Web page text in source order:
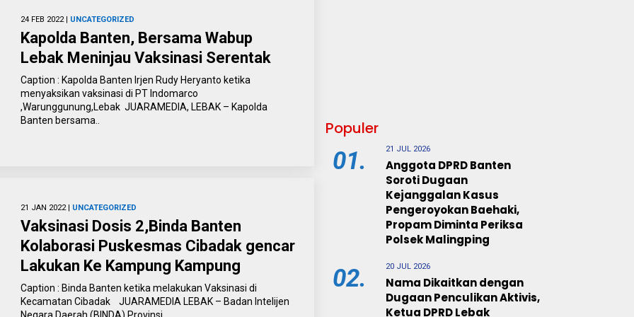
24 FEB 2022 | UNCATEGORIZED
Kapolda Banten, Bersama Wabup
Lebak Meninjau Vaksinasi Serentak
Caption : Kapolda Banten Irjen Rudy Heryanto ketika
menyaksikan vaksinasi di PT Indomarco
,Warunggunung,Lebak JUARAMEDIA, LEBAK – Kapolda
Banten bersama..
21 JAN 2022 | UNCATEGORIZED
Vaksinasi Dosis 2,Binda Banten
Kolaborasi Puskesmas Cibadak gencar
Lakukan Ke Kampung Kampung
Caption : Binda Banten ketika melakukan Vaksinasi di
Kecamatan Cibadak JUARAMEDIA LEBAK – Badan Intelijen
Populer
01. 21 JUL 2026
Anggota DPRD Banten
Soroti Dugaan
Kejanggalan Kasus
Pengeroyokan Baehaki,
Propam Diminta Periksa
Polsek Malingping
02. 20 JUL 2026
Nama Dikaitkan dengan
Dugaan Penculikan Aktivis,
Ketua DPRD Lebak